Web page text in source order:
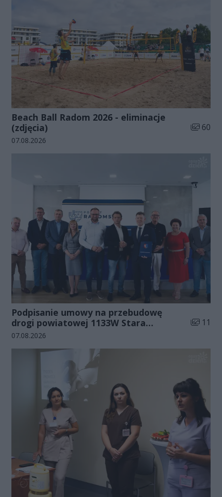
Beach Ball Radom 2026 - eliminacje
(zdjęcia)
Liczba
60
Data dodania galerii:
07.08.2026
Podpisanie umowy na przebudowę
drogi powiatowej 1133W Stara
Błotnica - Jedlanka (zdjęcia)
Liczba
11
Data dodania galerii:
07.08.2026